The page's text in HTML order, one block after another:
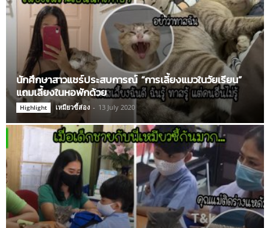
นักศึกษาสาวแชร์ประสบการณ์ “การเลี้ยงแมวในวัยเรียน”
แถมเลี้ยงในหอพักด้วย
Highlight เหมียวขี้ส่อง - 13 July 2020